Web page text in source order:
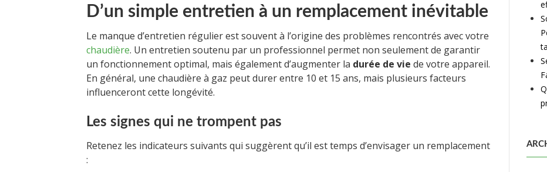
D’un simple entretien à un remplacement inévitable
Le manque d’entretien régulier est souvent à l’origine des problèmes rencontrés avec votre
chaudière. Un entretien soutenu par un professionnel permet non seulement de garantir
un fonctionnement optimal, mais également d’augmenter la durée de vie de votre appareil.
En général, une chaudière à gaz peut durer entre 10 et 15 ans, mais plusieurs facteurs
influenceront cette longévité.
Les signes qui ne trompent pas
Retenez les indicateurs suivants qui suggèrent qu’il est temps d’envisager un remplacement
: